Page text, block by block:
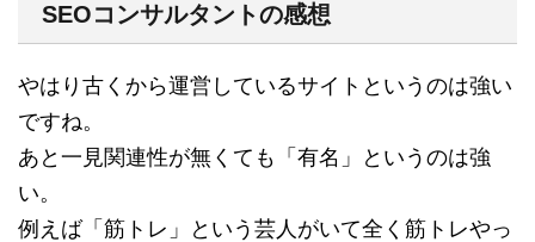
SEOコンサルタントの感想
やはり古くから運営しているサイトというのは強い
ですね。
あと一見関連性が無くても「有名」というのは強
い。
例えば「筋トレ」という芸人がいて全く筋トレやっ